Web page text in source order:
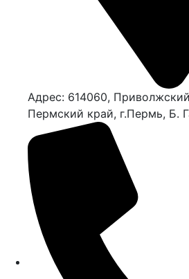
Адрес: 614060,
Пермский край, г.Пермь, Б.